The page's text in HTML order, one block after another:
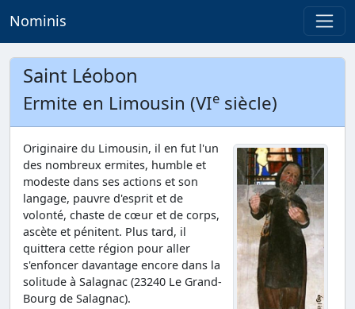
Nominis
Saint Léobon
Ermite en Limousin (VIe siècle)
Originaire du Limousin, il en fut l'un
des nombreux ermites, humble et
modeste dans ses actions et son
langage, pauvre d'esprit et de
volonté, chaste de cœur et de corps,
ascète et pénitent. Plus tard, il
quittera cette région pour aller
s'enfoncer davantage encore dans la
solitude à Salagnac (23240 Le Grand-
Bourg de Salagnac).